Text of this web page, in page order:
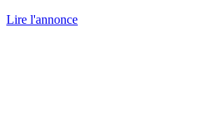
Lire l'annonce